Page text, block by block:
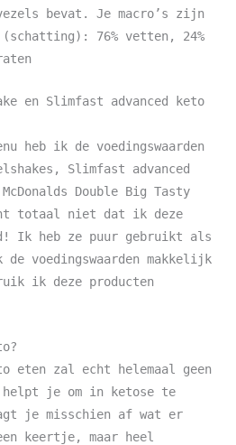
bevat. Je macro’s zijn
(schatting): 76% vetten, 24%
en Slimfast advanced keto
heb ik de voedingswaarden
Slimfast advanced
Double Big Tasty
totaal niet dat ik deze
Ik heb ze puur gebruikt als
voedingswaarden makkelijk
ik deze producten
eten zal echt helemaal geen
je om in ketose te
je misschien af wat er
keertje, maar heel